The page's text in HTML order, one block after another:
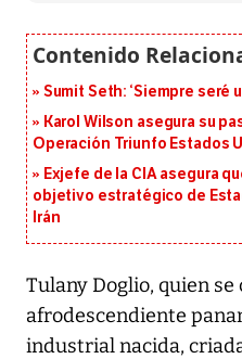
Sumit Seth: ‘Siempre seré
Karol Wilson asegura su
Operación Triunfo Estados
Exjefe de la CIA asegura
objetivo estratégico de
Irán
Tulany Doglio, quien
afrodescendiente
industrial nacida,